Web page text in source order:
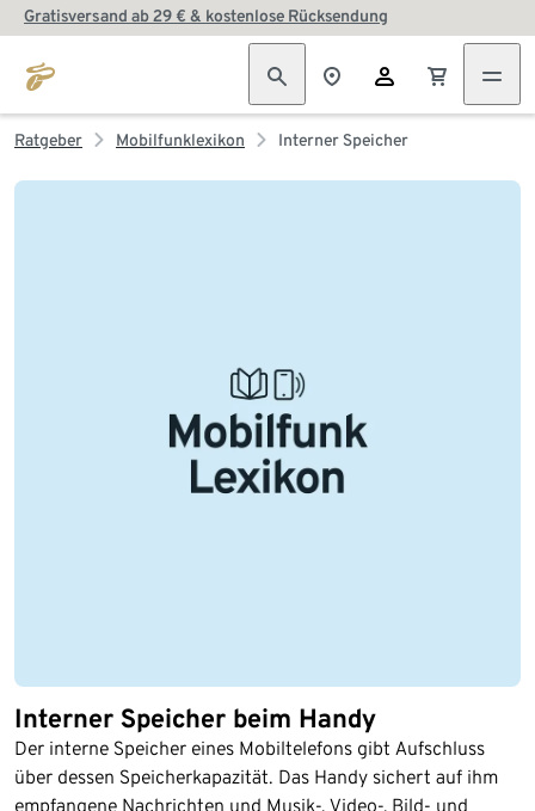
Gratisversand ab 29 € & kostenlose Rücksendung
Ratgeber Mobilfunklexikon Interner Speicher
Interner Speicher beim Handy
Der interne Speicher eines Mobiltelefons gibt Aufschluss
über dessen Speicherkapazität. Das Handy sichert auf ihm
empfangene Nachrichten und Musik-, Video-, Bild- und